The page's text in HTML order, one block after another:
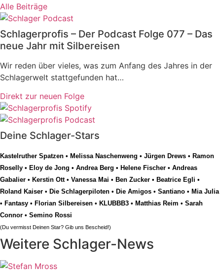
Alle Beiträge
Schlagerprofis – Der Podcast Folge 077 – Das
neue Jahr mit Silbereisen
Wir reden über vieles, was zum Anfang des Jahres in der
Schlagerwelt stattgefunden hat…
Direkt zur neuen Folge
Deine Schlager-Stars
Kastelruther Spatzen • Melissa Naschenweng • Jürgen Drews • Ramon
Roselly • Eloy de Jong • Andrea Berg • Helene Fischer • Andreas
Gabalier • Kerstin Ott• Vanessa Mai • Ben Zucker • Beatrice Egli •
Roland Kaiser • Die Schlagerpiloten • Die Amigos • Santiano • Mia Julia
• Fantasy • Florian Silbereisen • KLUBBB3 • Matthias Reim • Sarah
Connor • Semino Rossi
(Du vermisst Deinen Star? Gib uns Bescheid!)
Weitere Schlager-News